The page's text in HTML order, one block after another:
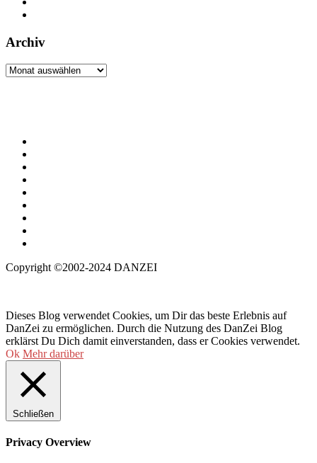
Archiv
Archiv
Copyright ©2002-2024 DANZEI
Dieses Blog verwendet Cookies, um Dir das beste Erlebnis auf
DanZei zu ermöglichen. Durch die Nutzung des DanZei Blog
erklärst Du Dich damit einverstanden, dass er Cookies verwendet.
Ok Mehr darüber
Schließen
Privacy Overview